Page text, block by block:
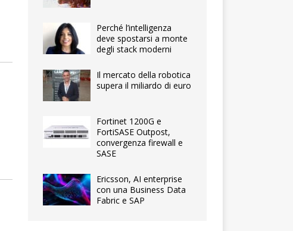
Perché l’intelligenza
deve spostarsi a monte
degli stack moderni
Il mercato della robotica
supera il miliardo di euro
Fortinet 1200G e
FortiSASE Outpost,
convergenza firewall e
SASE
Ericsson, AI enterprise
con una Business Data
Fabric e SAP